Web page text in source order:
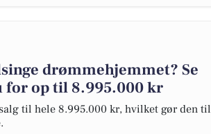
drømmehjemmet? Se
for op til 8.995.000 kr
til hele 8.995.000 kr, hvilket gør den til